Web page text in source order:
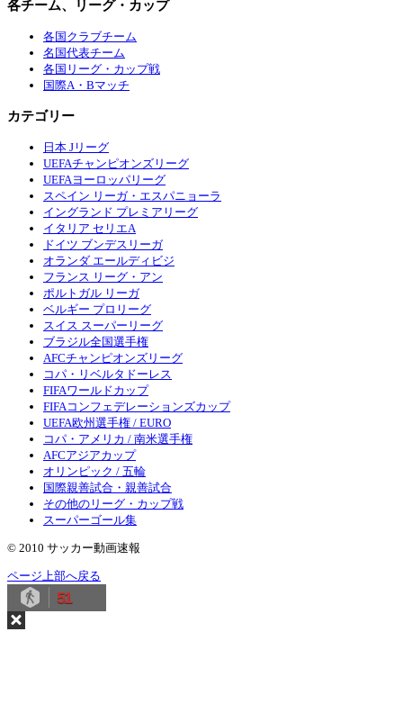
各チーム、リーグ・カップ
各国クラブチーム
名国代表チーム
各国リーグ・カップ戦
国際A・Bマッチ
カテゴリー
日本 Jリーグ
UEFAチャンピオンズリーグ
UEFAヨーロッパリーグ
スペイン リーガ・エスパニョーラ
イングランド プレミアリーグ
イタリア セリエA
ドイツ ブンデスリーガ
オランダ エールディビジ
フランス リーグ・アン
ポルトガル リーガ
ベルギー プロリーグ
スイス スーパーリーグ
ブラジル全国選手権
AFCチャンピオンズリーグ
コパ・リベルタドーレス
FIFAワールドカップ
FIFAコンフェデレーションズカップ
UEFA欧州選手権 / EURO
コパ・アメリカ / 南米選手権
AFCアジアカップ
オリンピック / 五輪
国際親善試合・親善試合
その他のリーグ・カップ戦
スーパーゴール集
© 2010 サッカー動画速報
ページ上部へ戻る
51